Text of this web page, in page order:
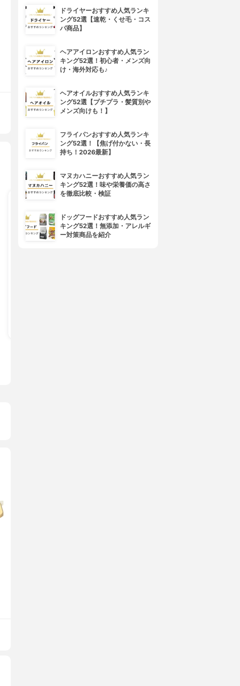
ドライヤーおすすめ人気ランキ
ング52選【速乾・くせ毛・コス
パ商品】
ヘアアイロンおすすめ人気ラン
キング52選！初心者・メンズ向
け・海外対応も♪
ヘアオイルおすすめ人気ランキ
ング52選【プチプラ・髪質別や
メンズ向けも！】
フライパンおすすめ人気ランキ
ング52選！【焦げ付かない・長
持ち！2026最新】
マヌカハニーおすすめ人気ラン
キング52選！味や栄養価の高さ
を徹底比較・検証
ドッグフードおすすめ人気ラン
キング52選！無添加・アレルギ
ー対策商品を紹介